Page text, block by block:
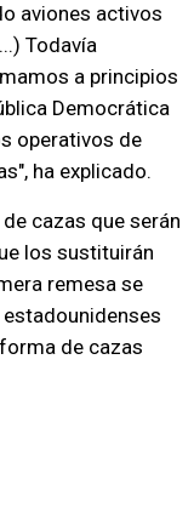
aviones activos
Todavía
a principios
Democrática
operativos de
ha explicado.
cazas que serán
los sustituirán
remesa se
de cazas